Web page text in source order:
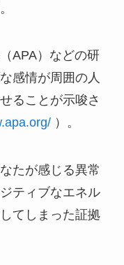
APA）などの研
感情が周囲の人
ることが示唆さ
）。
たが感じる異常
ティブなエネル
てしまった証拠